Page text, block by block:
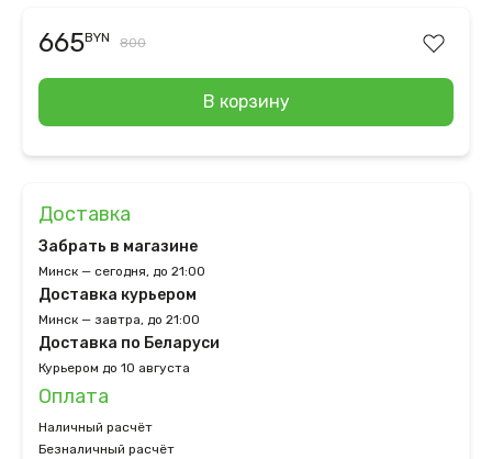
665BYN 800
В корзину
Доставка
Забрать в магазине
Минск — сегодня, до 21:00
Доставка курьером
Минск — завтра, до 21:00
Доставка по Беларуси
Курьером до 10 августа
Оплата
Наличный расчёт
Безналичный расчёт